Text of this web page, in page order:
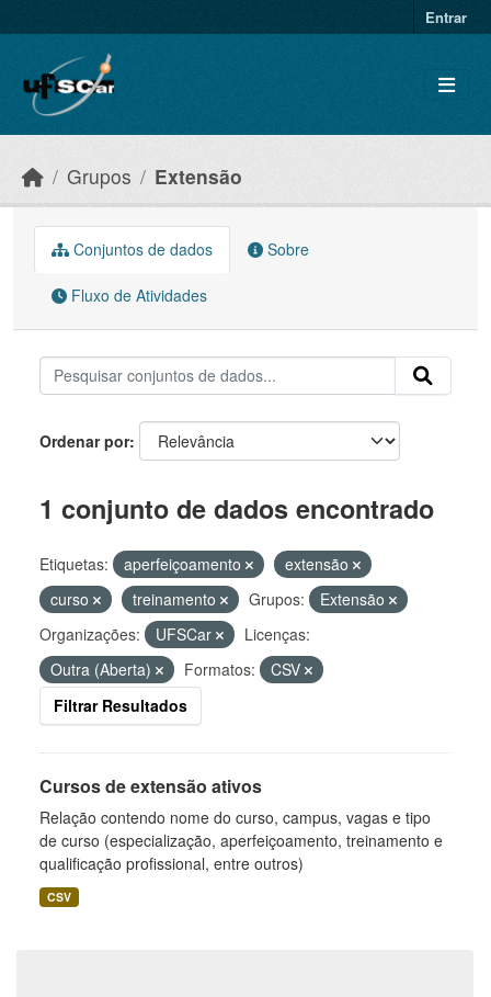
Entrar
Grupos Extensão
Conjuntos de dados Sobre
Fluxo de Atividades
Ordenar por
1 conjunto de dados encontrado
Etiquetas: aperfeiçoamento
extensão
curso
treinamento Grupos:
Extensão
Organizações:
UFSCar
Licenças:
Outra (Aberta)
Formatos:
CSV
Filtrar Resultados
Cursos de extensão ativos
Relação contendo nome do curso, campus, vagas e tipo
de curso (especialização, aperfeiçoamento, treinamento e
qualificação profissional, entre outros)
CSV